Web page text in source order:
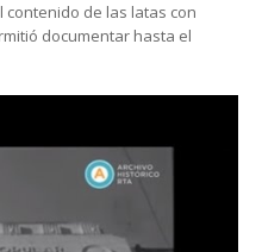
contenido de las latas con
documentar hasta el